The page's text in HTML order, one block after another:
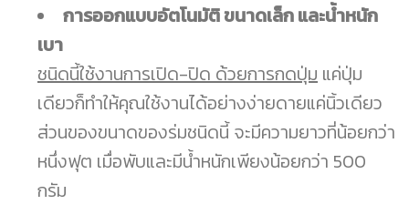
การออกแบบอัตโนมัติ ขนาดเล็ก และน้ำหนัก
เบา
ชนิดนี้ใช้งานการเปิด-ปิด ด้วยการกดปุ่ม แค่ปุ่ม
เดียวก็ทำให้คุณใช้งานได้อย่างง่ายดายแค่นิ้วเดียว
ส่วนของขนาดของร่มชนิดนี้ จะมีความยาวที่น้อยกว่า
หนึ่งฟุต เมื่อพับและมีน้ำหนักเพียงน้อยกว่า 500
กรัม